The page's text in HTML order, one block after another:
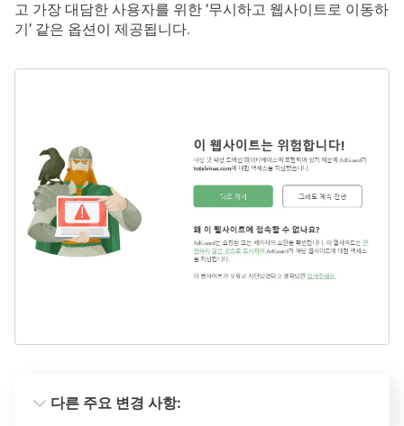
고 가장 대담한 사용자를 위한 ‘무시하고 웹사이트로 이동하
기’ 같은 옵션이 제공됩니다.
다른 주요 변경 사항: